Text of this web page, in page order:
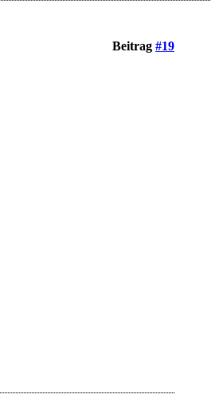
Beitrag #19